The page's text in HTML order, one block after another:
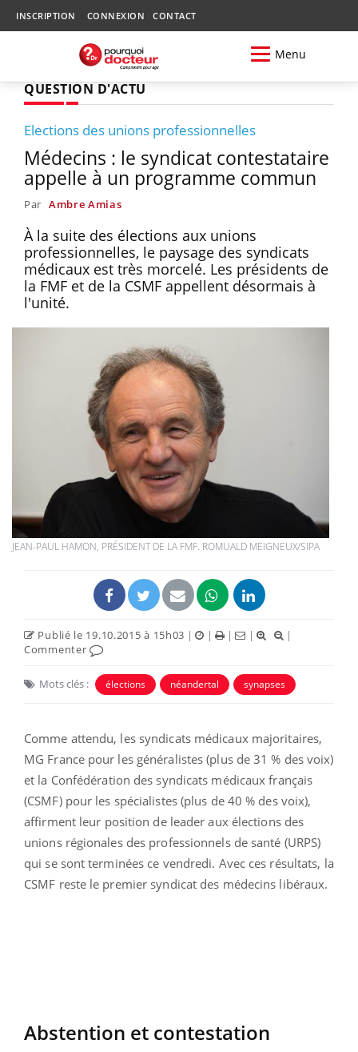
INSCRIPTION CONNEXION CONTACT
Menu
QUESTION D'ACTU
Elections des unions professionnelles
Médecins : le syndicat contestataire
appelle à un programme commun
Par Ambre Amias
À la suite des élections aux unions
professionnelles, le paysage des syndicats
médicaux est très morcelé. Les présidents de
la FMF et de la CSMF appellent désormais à
l'unité.
JEAN-PAUL HAMON, PRÉSIDENT DE LA FMF. ROMUALD MEIGNEUX/SIPA
Publié le 19.10.2015 à 15h03 | | | |
|
Commenter
Mots clés : élections néandertal synapses
Comme attendu, les syndicats médicaux majoritaires,
MG France pour les généralistes (plus de 31 % des voix)
et la Confédération des syndicats médicaux français
(CSMF) pour les spécialistes (plus de 40 % des voix),
affirment leur position de leader aux élections des
unions régionales des professionnels de santé (URPS)
qui se sont terminées ce vendredi. Avec ces résultats, la
CSMF reste le premier syndicat des médecins libéraux.
Abstention et contestation